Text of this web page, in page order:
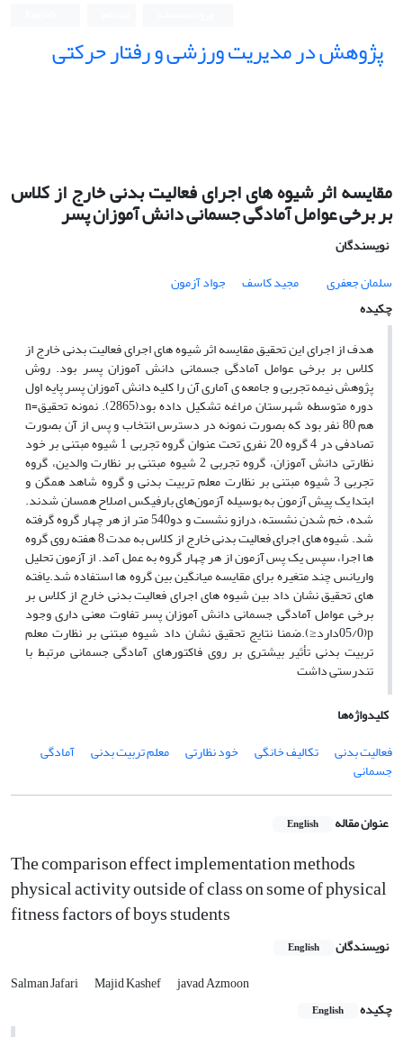
پژوهش در مدیریت ورزشی و رفتار حرکتی
مقایسه اثر شیوه های اجرای فعالیت بدنی خارج از کلاس
بر برخی عوامل آمادگی جسمانی دانش آموزان پسر
نویسندگان
سلمان جعفری
مجید کاسف
جواد آزمون
چکیده
هدف از اجرای این تحقیق مقایسهاثرشیوه های اجرای فعالیت بدنی خارج از
کلاس بر برخی عوامل آمادگی جسمانی دانش آموزان پسر بود. روش
پژوهش نیمه تجربی و جامعه ی آماری آن را کلیه دانش آموزان پسر پایه اول
دوره متوسطه شهرستان مراغه تشکیل داده بود(2865
n=). نمونه تحقیق
هم 80 نفر بودکه بصورت نمونه در دسترس انتخاب و پس از آن بصورت
تصادفی در 4 گروه 20 نفری تحت عنوان گروه تجربی 1 شیوه مبتنی بر خود
نظارتی دانش آموزان، گروه تجربی 2 شیوه مبتنی بر نظارت والدین، گروه
تجربی 3 شیوه مبتنی بر نظارت معلم تربیت بدنی و گروه شاهدهمگن و
همسان شدند. ابتدا یک پیش آزمونبه بوسیله آزمون‌های بارفیکس اصلاح
شده، خم شدن نشسته، درازو نشست و دو540 متر از هر چهار گروه گرفته
شد. شیوه های اجرای فعالیت بدنی خارج از کلاس به مدت 8 هفته روی گروه
ها اجرا، سپس یک پس آزمون از هر چهار گروه به عمل آمد. از آزمون تحلیل
واریانس چند متغیره برای مقایسه میانگین بین گروه ها استفاده شد.یافته
های تحقیق نشان داد بین شیوه های اجرای فعالیت بدنی خارج از کلاس بر
برخی عوامل آمادگی جسمانی دانش آموزان پسر تفاوت معنی داری وجود
دارد (05/0p≤
).ضمنا نتایج تحقیق نشان داد شیوه مبتنی بر نظارت معلم
تربیت بدنی تأثیر بیشتری بر روی فاکتورهای آمادگی جسمانی مرتبط با
تندرستی داشت
کلیدواژه‌ها
فعالیت بدنی
تکالیف خانگی خود نظارتی معلم تربیت بدنی آمادگی
جسمانی
عنوان مقاله English
The comparison effect implementation methods
physical activity outside of class on some of physical
fitness factors of boys students
نویسندگان English
Salman Jafari Majid Kashef
javad Azmoon
چکیده
English